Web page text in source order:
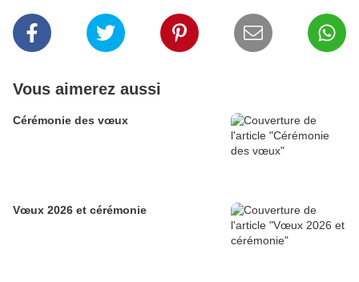
Vous aimerez aussi
Cérémonie des vœux
Vœux 2026 et cérémonie